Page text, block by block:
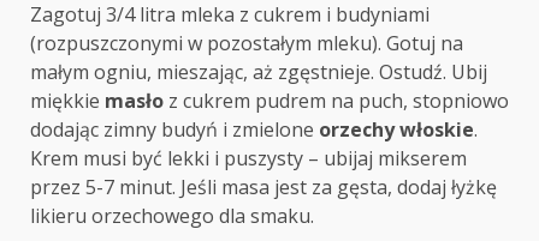
Zagotuj 3/4 litra mleka z cukrem i budyniami
(rozpuszczonymi w pozostałym mleku). Gotuj na
małym ogniu, mieszając, aż zgęstnieje. Ostudź. Ubij
miękkie masło z cukrem pudrem na puch, stopniowo
dodając zimny budyń i zmielone orzechy włoskie.
Krem musi być lekki i puszysty – ubijaj mikserem
przez 5-7 minut. Jeśli masa jest za gęsta, dodaj łyżkę
likieru orzechowego dla smaku.